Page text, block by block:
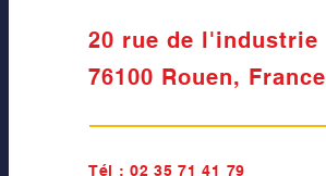
20 rue de l'industrie
76100 Rouen, France
Tél :02 35 71 41 79